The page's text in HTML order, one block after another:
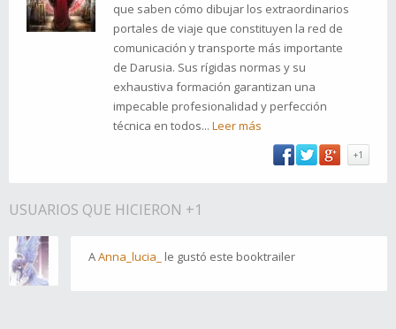
que saben cómo dibujar los extraordinarios
portales de viaje que constituyen la red de
comunicación y transporte más importante
de Darusia. Sus rígidas normas y su
exhaustiva formación garantizan una
impecable profesionalidad y perfección
técnica en todos... Leer más
+1
USUARIOS QUE HICIERON +1
AAnna_lucia_ le gustó este booktrailer